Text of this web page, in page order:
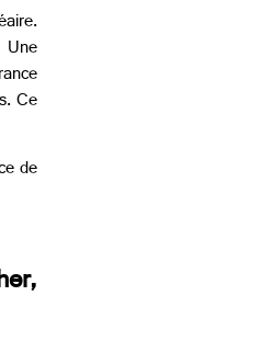
Ce
de